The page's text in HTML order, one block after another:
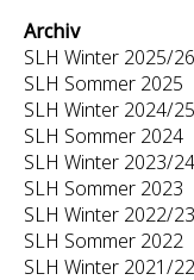
Archiv
SLH Winter 2025/26
SLH Sommer 2025
SLH Winter 2024/25
SLH Sommer 2024
SLH Winter 2023/24
SLH Sommer 2023
SLH Winter 2022/23
SLH Sommer 2022
SLH Winter 2021/22